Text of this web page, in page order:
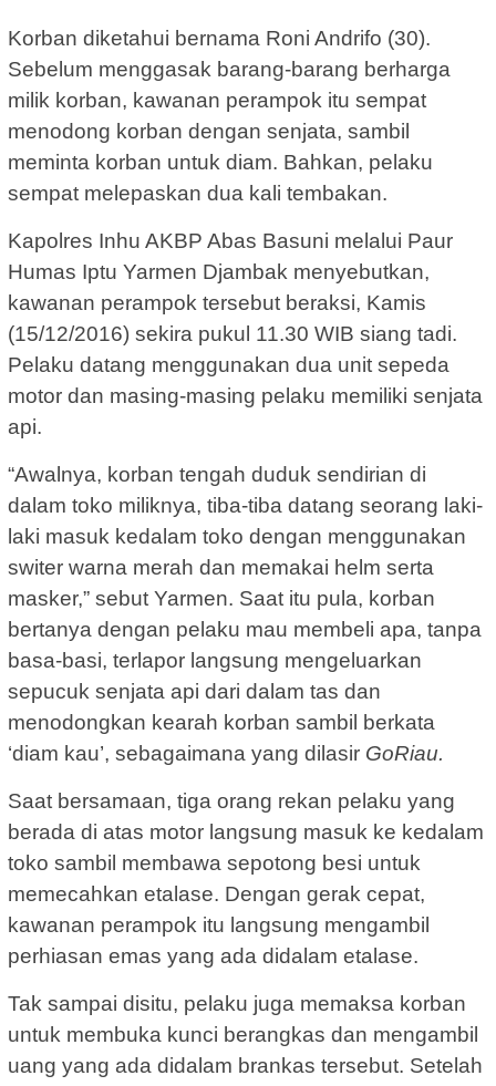
Korban diketahui bernama Roni Andrifo (30).
Sebelum menggasak barang-barang berharga
milik korban, kawanan perampok itu sempat
menodong korban dengan senjata, sambil
meminta korban untuk diam. Bahkan, pelaku
sempat melepaskan dua kali tembakan.
Kapolres Inhu AKBP Abas Basuni melalui Paur
Humas Iptu Yarmen Djambak menyebutkan,
kawanan perampok tersebut beraksi, Kamis
(15/12/2016) sekira pukul 11.30 WIB siang tadi.
Pelaku datang menggunakan dua unit sepeda
motor dan masing-masing pelaku memiliki senjata
api.
“Awalnya, korban tengah duduk sendirian di
dalam toko miliknya, tiba-tiba datang seorang laki-
laki masuk kedalam toko dengan menggunakan
switer warna merah dan memakai helm serta
masker,” sebut Yarmen. Saat itu pula, korban
bertanya dengan pelaku mau membeli apa, tanpa
basa-basi, terlapor langsung mengeluarkan
sepucuk senjata api dari dalam tas dan
menodongkan kearah korban sambil berkata
‘diam kau’, sebagaimana yang dilasir GoRiau.
Saat bersamaan, tiga orang rekan pelaku yang
berada di atas motor langsung masuk ke kedalam
toko sambil membawa sepotong besi untuk
memecahkan etalase. Dengan gerak cepat,
kawanan perampok itu langsung mengambil
perhiasan emas yang ada didalam etalase.
Tak sampai disitu, pelaku juga memaksa korban
untuk membuka kunci berangkas dan mengambil
uang yang ada didalam brankas tersebut. Setelah